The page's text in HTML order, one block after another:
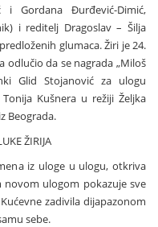
i Gordana Đurđević-Dimić,
i reditelj Dragoslav – Šilja
glumaca. Žiri je 24.
odlučio da se nagrada „Miloš
Glid Stojanović za ulogu
Kušnera u režiji Željka
Beograda.
ŽIRIJA
iz uloge u ulogu, otkriva
novom ulogom pokazuje sve
zadivila dijapazonom
sebe.